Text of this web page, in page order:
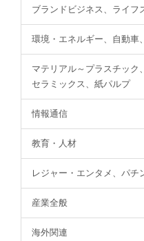
ブランドビジネス、ライフ
環境・エネルギー、自動車
マテリアル～プラスチック、
セラミックス、紙パルプ
情報通信
教育・人材
レジャー・エンタメ、パチ
産業全般
海外関連